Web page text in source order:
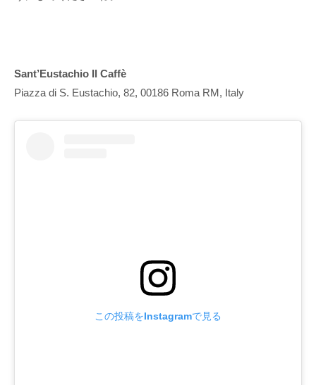
Sant’Eustachio Il Caffè
Piazza di S. Eustachio, 82, 00186 Roma RM, Italy
この投稿をInstagramで見る